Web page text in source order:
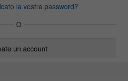
la vostra password?
O
un account